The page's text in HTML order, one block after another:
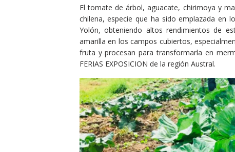
El tomate de árbol, aguacate, chirimoya y
chilena, especie que ha sido emplazada en
Yolón, obteniendo altos rendimientos de
amarilla en los campos cubiertos,
fruta y procesan para transformarla en
FERIAS EXPOSICION de la región Austral.